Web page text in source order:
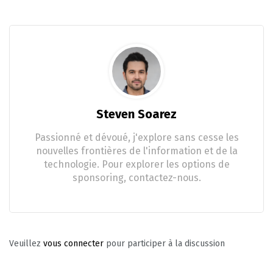
Steven Soarez
Passionné et dévoué, j'explore sans cesse les
nouvelles frontières de l'information et de la
technologie. Pour explorer les options de
sponsoring, contactez-nous.
Veuillez vous connecter pour participer à la discussion